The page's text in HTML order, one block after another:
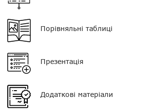
Роз'єм
Порівняльні таблиці
Презентація
Додаткові матеріали